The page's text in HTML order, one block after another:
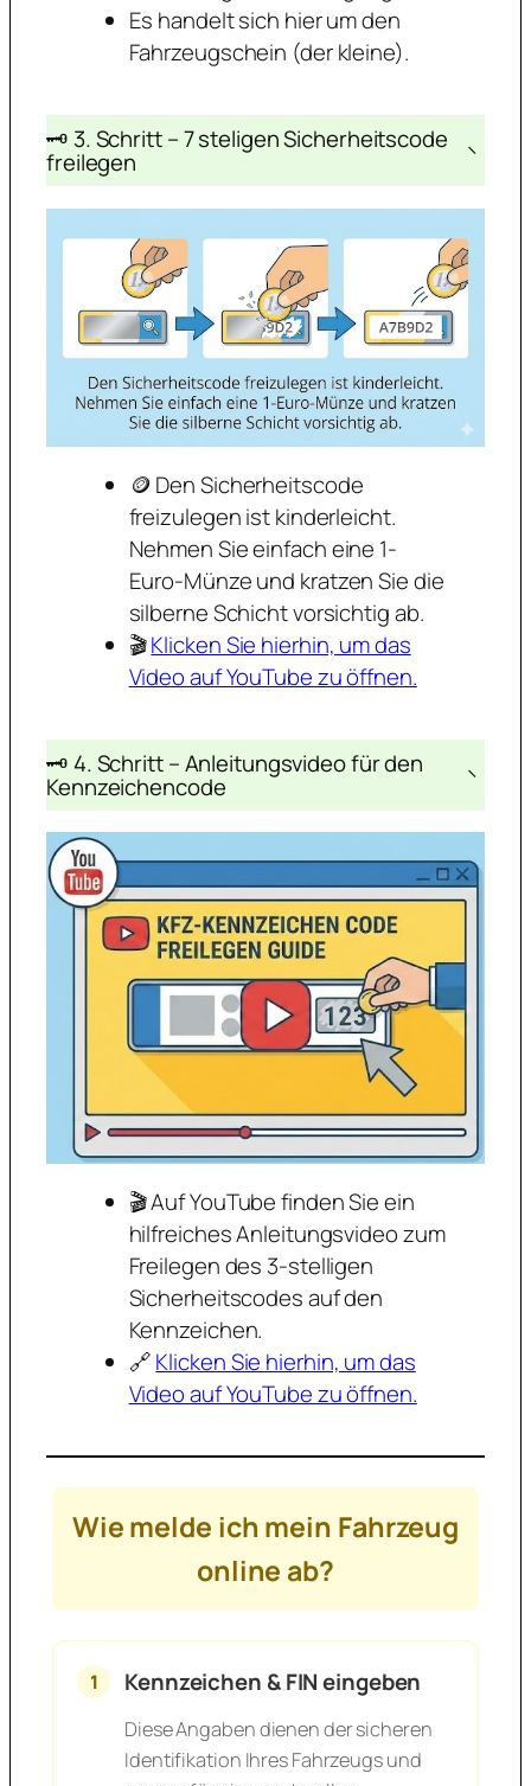
Es handelt sich hier um den
Fahrzeugschein (der kleine).
🗝️ 3. Schritt – 7 steligen Sicherheitscode
freilegen −
🪙 Den Sicherheitscode
freizulegen ist kinderleicht.
Nehmen Sie einfach eine 1-
Euro-Münze und kratzen Sie die
silberne Schicht vorsichtig ab.
🎬Klicken Sie hierhin, um das
Video auf YouTube zu öffnen.
🗝️ 4. Schritt – Anleitungsvideo für den
Kennzeichencode −
🎬 Auf YouTube finden Sie ein
hilfreiches Anleitungsvideo zum
Freilegen des 3-stelligen
Sicherheitscodes auf den
Kennzeichen.
🔗Klicken Sie hierhin, um das
Video auf YouTube zu öffnen.
Wie melde ich mein Fahrzeug
online ab?
1 Kennzeichen & FIN eingeben
Diese Angaben dienen der sicheren
Identifikation Ihres Fahrzeugs und